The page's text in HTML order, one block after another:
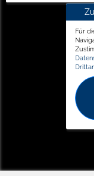
Für